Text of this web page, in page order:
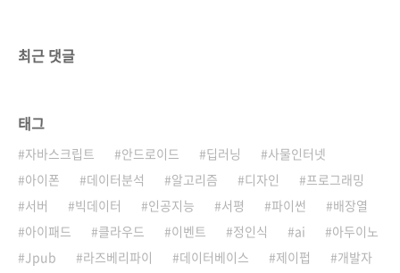
최근 댓글
태그
자바스크립트 안드로이드 딥러닝
사물인터넷
아이폰
데이터분석 알고리즘 디자인
프로그래밍
서버
빅데이터 인공지능 서평 파이썬
배장열
아이패드
클라우드 이벤트 정인식 ai
아두이노
Jpub
라즈베리파이 데이터베이스 제이펍
개발자